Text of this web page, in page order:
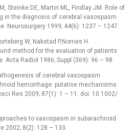
Steinke DE, Martin ML, Findlay JM. Role of
in the dia­gnosis of cerebral vasospasm
Neurosurgery 1999; 44(6): 1237 –⁠ 1247.
W, Nakstad P,Nornes H.
method for the evaluation of patients
Acta Radiol 1986; Suppl (369): 96 –⁠ 98.
of cerebral vasospasm
hemorrhage: putative mechanisms
Res 2009; 87(1): 1 –⁠ 11. doi: 10.1002/
to vasospasm in subarachnoid
2002; 8(2): 128 –⁠ 133.